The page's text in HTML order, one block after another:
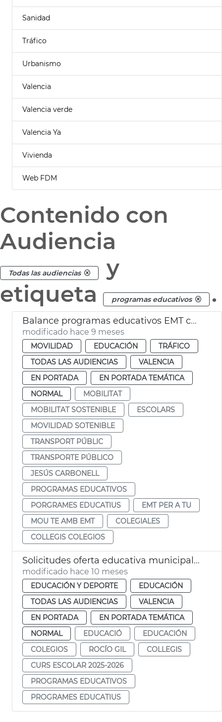
Sanidad
Tráfico
Urbanismo
Valencia
Valencia verde
Valencia Ya
Vivienda
Web FDM
Contenido con
Audiencia
Todas las audiencias
y
etiqueta
programas educativos .
Balance programas educativos EMT curso 2024-25
modificado hace 9 meses
MOVILIDAD EDUCACIÓN
TRÁFICO
TODAS LAS AUDIENCIAS
VALENCIA
EN PORTADA
EN PORTADA TEMÁTICA
NORMAL
MOBILITAT
MOBILITAT SOSTENIBLE
ESCOLARS
MOVILIDAD SOTENIBLE
TRANSPORT PÚBLIC
TRANSPORTE PÚBLICO
JESÚS CARBONELL
PROGRAMAS EDUCATIVOS
PORGRAMES EDUCATIUS
EMT PER A TU
MOU TE AMB EMT
COLEGIALES
COLLEGIS COLEGIOS
Solicitudes oferta educativa municipal 2025-26
modificado hace 10 meses
EDUCACIÓN Y DEPORTE
EDUCACIÓN
TODAS LAS AUDIENCIAS
VALENCIA
EN PORTADA
EN PORTADA TEMÁTICA
NORMAL
EDUCACIÓ
EDUCACIÓN
COLEGIOS
ROCÍO GIL
COLLEGIS
CURS ESCOLAR 2025-2026
PROGRAMAS EDUCATIVOS
PROGRAMES EDUCATIUS